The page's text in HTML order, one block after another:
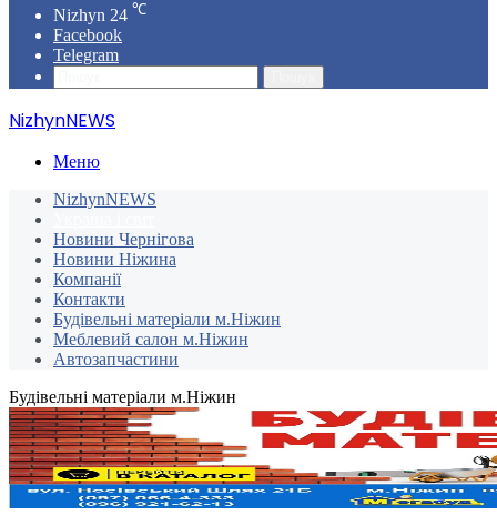
Nizhyn 24 ℃
Facebook
Telegram
NizhynNEWS
Меню
NizhynNEWS
Новини Чернігова
Новини Ніжина
Компанії
Контакти
Будівельні матеріали м.Ніжин
Меблевий салон м.Ніжин
Автозапчастини
Будівельні матеріали м.Ніжин